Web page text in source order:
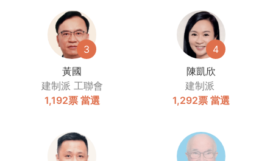
3
黃國
建制派 工聯會
1,192票 當選
4
陳凱欣
建制派
1,292票 當選